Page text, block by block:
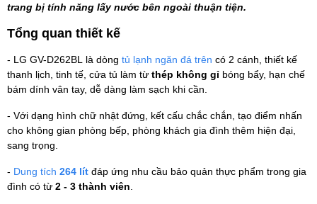
trang bị tính năng lấy nước bên ngoài thuận tiện.
Tổng quan thiết kế
- LG GV-D262BL là dòng tủ lạnh ngăn đá trên có 2 cánh, thiết kế
thanh lịch, tinh tế, cửa tủ làm từ thép không gỉ bóng bẩy, hạn chế
bám dính vân tay, dễ dàng làm sạch khi cần.
- Với dạng hình chữ nhật đứng, kết cấu chắc chắn, tạo điểm nhấn
cho không gian phòng bếp, phòng khách gia đình thêm hiện đại,
sang trọng.
- Dung tích 264 lít đáp ứng nhu cầu bảo quản thực phẩm trong gia
đình có từ 2 - 3 thành viên